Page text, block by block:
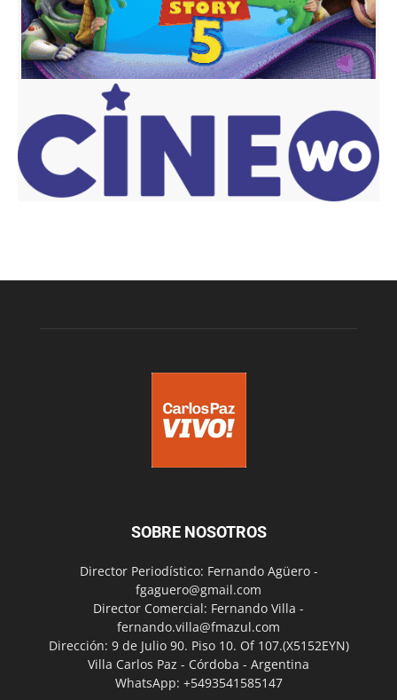
SOBRE NOSOTROS
Director Periodístico: Fernando Agüero -
fgaguero@gmail.com
Director Comercial: Fernando Villa -
fernando.villa@fmazul.com
Dirección: 9 de Julio 90. Piso 10. Of 107.(X5152EYN)
Villa Carlos Paz - Córdoba - Argentina
WhatsApp: +5493541585147